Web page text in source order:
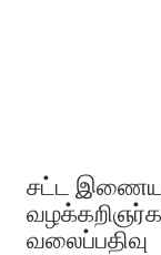
சட்ட
வலைப்பதிவு